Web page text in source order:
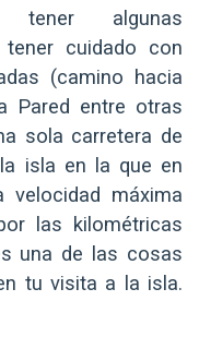
tener algunas
cuidado con
(camino hacia
Pared entre otras
sola carretera de
isla en la que en
máxima
las kilométricas
una de las cosas
tu visita a la isla.